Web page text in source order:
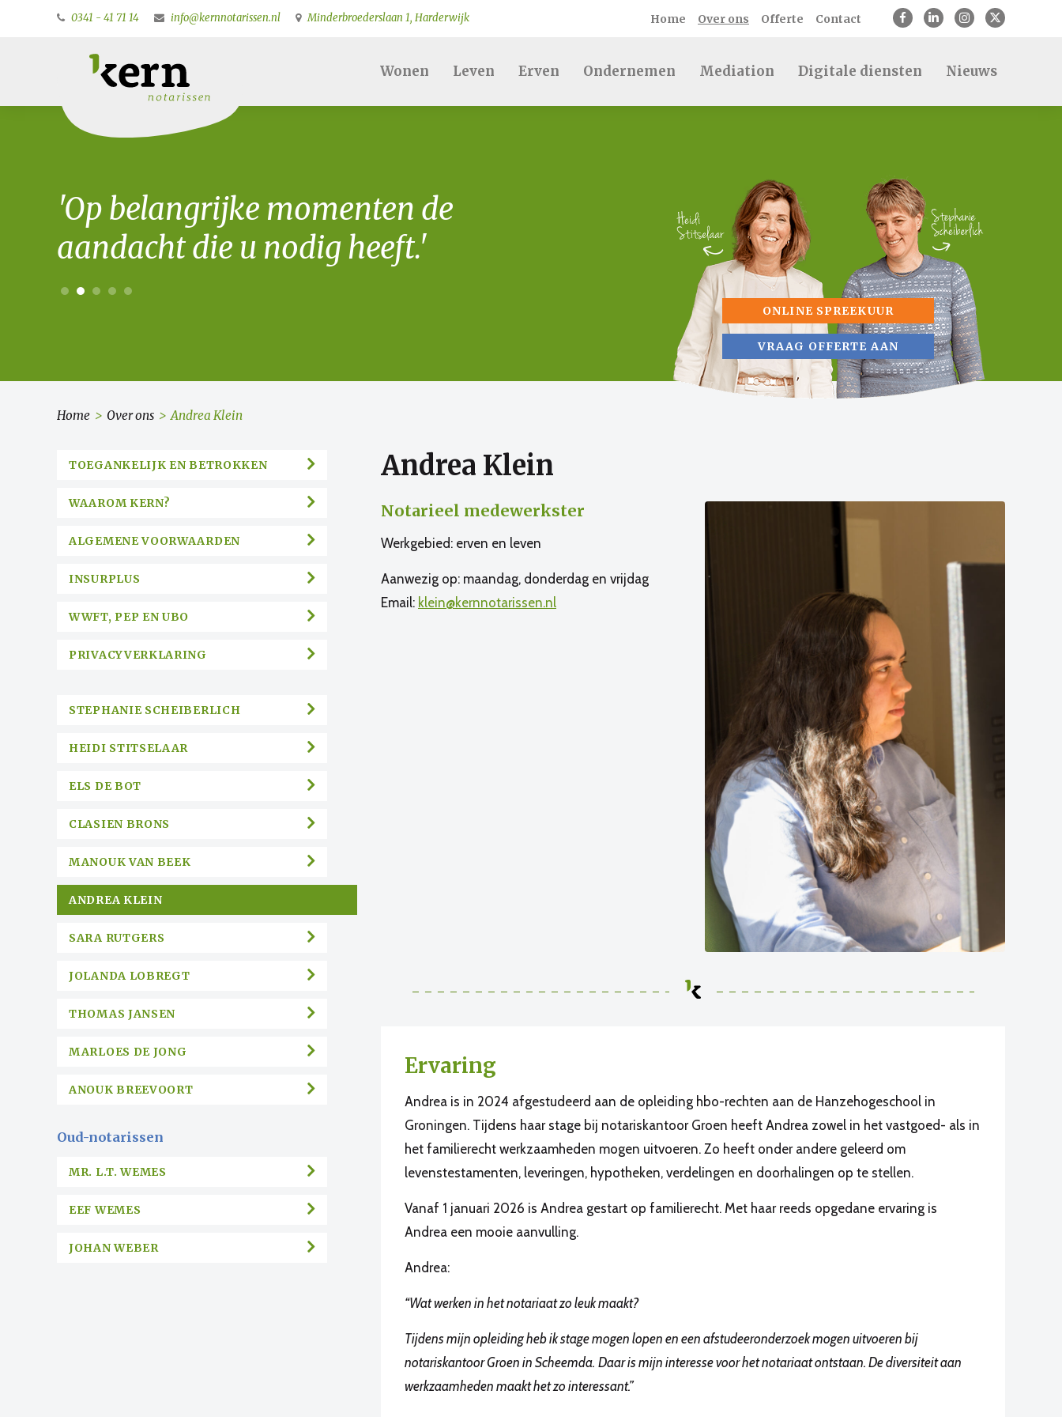
0341 - 41 71 14 info@kernnotarissen.nl Minderbroederslaan 1, Harderwijk Home Over ons Offerte Contact
Wonen Leven Erven Ondernemen Mediation Digitale diensten Nieuws
ONLINE SPREEKUUR
VRAAG OFFERTE AAN
'Op belangrijke momenten de
aandacht die u nodig heeft.'
Home > Over ons > Andrea Klein
TOEGANKELIJK EN BETROKKEN
WAAROM KERN?
ALGEMENE VOORWAARDEN
INSURPLUS
WWFT, PEP EN UBO
PRIVACYVERKLARING
STEPHANIE SCHEIBERLICH
HEIDI STITSELAAR
ELS DE BOT
CLASIEN BRONS
MANOUK VAN BEEK
ANDREA KLEIN
SARA RUTGERS
JOLANDA LOBREGT
THOMAS JANSEN
MARLOES DE JONG
ANOUK BREEVOORT
Oud-notarissen
MR. L.T. WEMES
EEF WEMES
JOHAN WEBER
Andrea Klein
Notarieel medewerkster
Werkgebied: erven en leven
Aanwezig op: maandag, donderdag en vrijdag
Email: klein@kernnotarissen.nl
Ervaring
Andrea is in 2024 afgestudeerd aan de opleiding hbo-rechten aan de Hanzehogeschool in
Groningen. Tijdens haar stage bij notariskantoor Groen heeft Andrea zowel in het vastgoed- als in
het familierecht werkzaamheden mogen uitvoeren. Zo heeft onder andere geleerd om
levenstestamenten, leveringen, hypotheken, verdelingen en doorhalingen op te stellen.
Vanaf 1 januari 2026 is Andrea gestart op familierecht. Met haar reeds opgedane ervaring is
Andrea een mooie aanvulling.
Andrea:
“Wat werken in het notariaat zo leuk maakt?
Tijdens mijn opleiding heb ik stage mogen lopen en een afstudeeronderzoek mogen uitvoeren bij
notariskantoor Groen in Scheemda. Daar is mijn interesse voor het notariaat ontstaan. De diversiteit aan
werkzaamheden maakt het zo interessant.”